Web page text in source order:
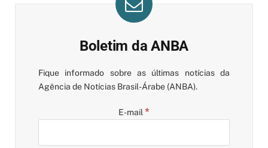
Boletim da ANBA
Fique informado sobre as últimas notícias da
Agência de Notícias Brasil-Árabe (ANBA).
E-mail*